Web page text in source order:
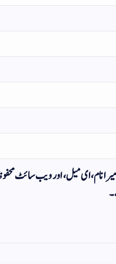
نام، ای میل، اور ویب سائٹ